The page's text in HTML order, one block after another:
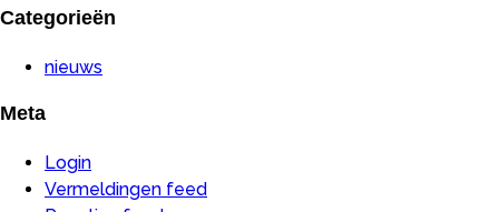
Categorieën
nieuws
Meta
Login
Vermeldingen feed